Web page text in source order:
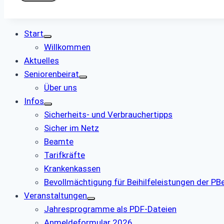
Start
Willkommen
Aktuelles
Seniorenbeirat
Über uns
Infos
Sicherheits- und Verbrauchertipps
Sicher im Netz
Beamte
Tarifkräfte
Krankenkassen
Bevollmächtigung für Beihilfeleistungen der
Veranstaltungen
Jahresprogramme als PDF-Dateien